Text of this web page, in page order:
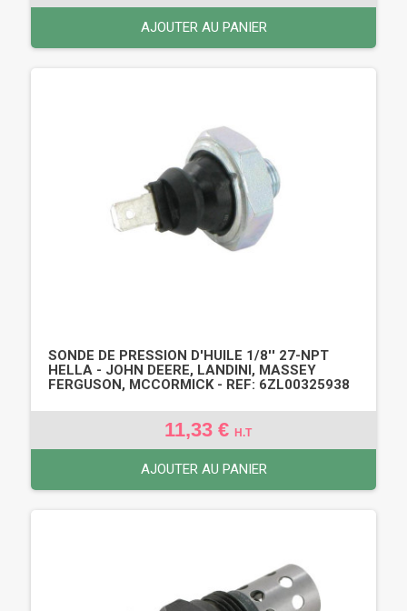
AJOUTER AU PANIER
SONDE DE PRESSION D'HUILE 1/8'' 27-NPT
HELLA - JOHN DEERE, LANDINI, MASSEY
FERGUSON, MCCORMICK - REF: 6ZL00325938
11,33 € H.T
AJOUTER AU PANIER